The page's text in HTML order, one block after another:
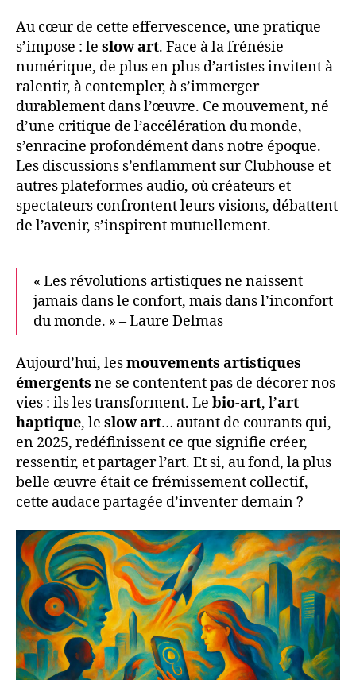
Au cœur de cette effervescence, une pratique
s’impose : le slow art. Face à la frénésie
numérique, de plus en plus d’artistes invitent à
ralentir, à contempler, à s’immerger
durablement dans l’œuvre. Ce mouvement, né
d’une critique de l’accélération du monde,
s’enracine profondément dans notre époque.
Les discussions s’enflamment sur Clubhouse et
autres plateformes audio, où créateurs et
spectateurs confrontent leurs visions, débattent
de l’avenir, s’inspirent mutuellement.
« Les révolutions artistiques ne naissent
jamais dans le confort, mais dans l’inconfort
du monde. » – Laure Delmas
Aujourd’hui, lesmouvements artistiques
émergents ne se contentent pas de décorer nos
vies : ils les transforment. Le bio-art, l’art
haptique, le slow art… autant de courants qui,
en 2025, redéfinissent ce que signifie créer,
ressentir, et partager l’art. Et si, au fond, la plus
belle œuvre était ce frémissement collectif,
cette audace partagée d’inventer demain ?